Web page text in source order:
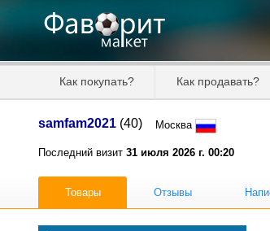
Как покупать? Как продавать?
samfam2021 (40) Москва
Последний визит 31 июля 2026 г. 00:20
Товары Отзывы